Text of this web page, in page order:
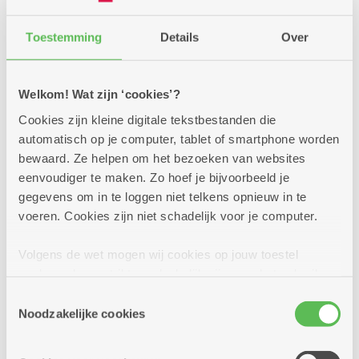
Toestemming Details Over
Welkom! Wat zijn ‘cookies’?
Cookies zijn kleine digitale tekstbestanden die
automatisch op je computer, tablet of smartphone worden
bewaard. Ze helpen om het bezoeken van websites
eenvoudiger te maken. Zo hoef je bijvoorbeeld je
gegevens om in te loggen niet telkens opnieuw in te
voeren. Cookies zijn niet schadelijk voor je computer.
Volgens de wet mogen wij cookies op jouw toestel
cookies hebben we jouw toestemming nodig. Sommige
cookies worden geplaatst door derde partijen die een
Noodzakelijke cookies
Meer info
dinsdag
8
september
10u30
-
11u30
Elke dinsdag
Meerdere locaties
Kom gezellig mee bewegen op leuke muziek.